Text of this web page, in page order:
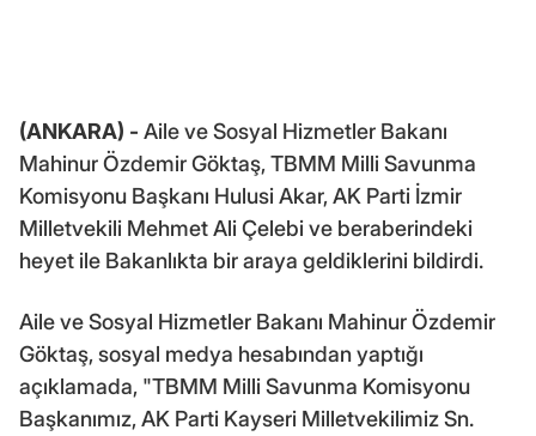
(ANKARA) - Aile ve Sosyal Hizmetler Bakanı
Mahinur Özdemir Göktaş, TBMM Milli Savunma
Komisyonu Başkanı Hulusi Akar, AK Parti İzmir
Milletvekili Mehmet Ali Çelebi ve beraberindeki
heyet ile Bakanlıkta bir araya geldiklerini bildirdi.
Aile ve Sosyal Hizmetler Bakanı Mahinur Özdemir
Göktaş, sosyal medya hesabından yaptığı
açıklamada, "TBMM Milli Savunma Komisyonu
Başkanımız, AK Parti Kayseri Milletvekilimiz Sn.